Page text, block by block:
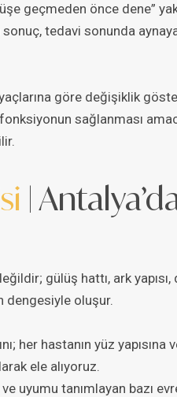
geçmeden önce dene”
tedavi sonunda
göre değişiklik
sağlanması
|
gülüş hattı, ark
dengesiyle oluşur.
her hastanın yüz
ele alıyoruz.
uyumu tanımlayan bazı